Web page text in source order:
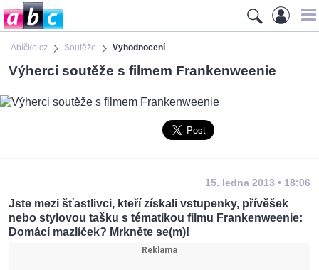
Ábíčko.cz Soutěže Vyhodnocení
Výherci soutěže s filmem Frankenweenie
15. ledna 2013 • 18:06
Jste mezi šťastlivci, kteří získali vstupenky, přívěšek
nebo stylovou tašku s tématikou filmu Frankenweenie:
Domácí mazlíček? Mrkněte se(m)!